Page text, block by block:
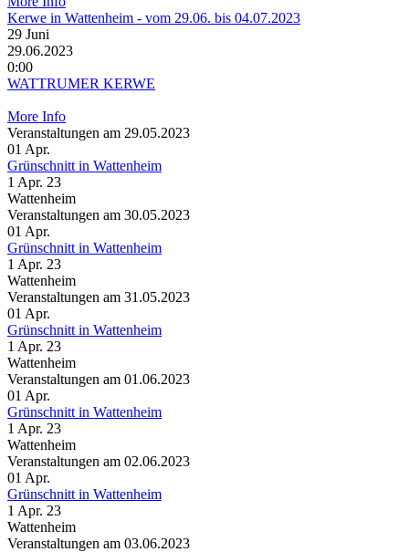
Kerwe in Wattenheim - vom 29.06. bis 04.07.2023
29 Juni
29.06.2023
0:00
WATTRUMER KERWE
More Info
Veranstaltungen am 29.05.2023
01 Apr.
Grünschnitt in Wattenheim
1 Apr. 23
Wattenheim
Veranstaltungen am 30.05.2023
01 Apr.
Grünschnitt in Wattenheim
1 Apr. 23
Wattenheim
Veranstaltungen am 31.05.2023
01 Apr.
Grünschnitt in Wattenheim
1 Apr. 23
Wattenheim
Veranstaltungen am 01.06.2023
01 Apr.
Grünschnitt in Wattenheim
1 Apr. 23
Wattenheim
Veranstaltungen am 02.06.2023
01 Apr.
Grünschnitt in Wattenheim
1 Apr. 23
Wattenheim
Veranstaltungen am 03.06.2023